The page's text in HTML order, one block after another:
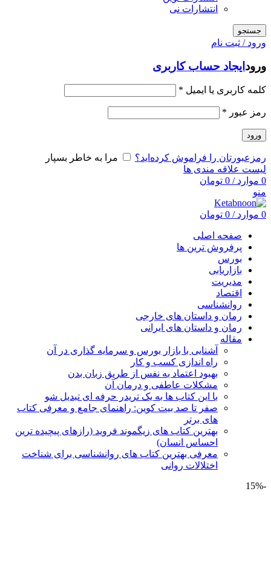
انتشارات نی
جستجو
ورود / ثبت نام
ورود ایجاد حساب کاربری
کلمه کاربری یا ایمیل *
رمز عبور *
ورود
رمزعبورتان را فراموش کرده‌اید؟
مرا به خاطر بسپار
لیست علاقه مندی ها
0 موارد /
0 تومان
منو
0 موارد /
0 تومان
صفحه اصلی
پرفروش ترین ها
بورس
بازاریابی
مدیریت
اقتصاد
روانشناسی
رمان و داستان های خارجی
رمان و داستان های ایرانی
مقاله
آشنایی با بازار بورس و سرمایه گذاری در آن
راه اندازی کسب و کار
بهبود اعتماد به نفس از طریق زبان بدن
مشکلات عاطفی و درمان آن
با این کتاب ها به یک تریدر حرفه ای تبدیل شو
صفر تا صد بیت کوین: راهنمای جامع و معرفی کتاب
های برتر
بهترین کتاب های زیگموند فروید (رازهای پیچیده ترین
احساس انسان)
معرفی بهترین کتاب های روانشناسی برای شناخت
اختلالات روانی
-15%